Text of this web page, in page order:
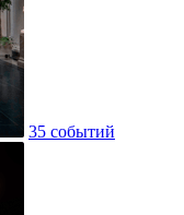
35 событий